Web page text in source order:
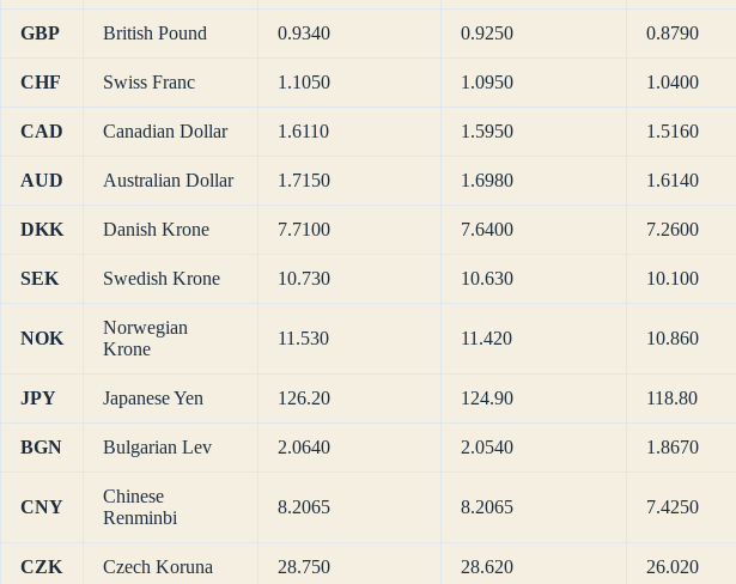
GBP British Pound 0.9340 0.9250 0.8790
CHF Swiss Franc 1.1050 1.0950 1.0400
CAD Canadian Dollar 1.6110 1.5950 1.5160
AUD Australian Dollar 1.7150 1.6980 1.6140
DKK Danish Krone 7.7100 7.6400 7.2600
SEK Swedish Krone 10.730 10.630 10.100
NOK
Norwegian
Krone
11.530 11.420 10.860
JPY Japanese Yen 126.20 124.90 118.80
BGN Bulgarian Lev 2.0640 2.0540 1.8670
CNY
Chinese
Renminbi
8.2065 8.2065 7.4250
CZK Czech Koruna 28.750 28.620 26.020